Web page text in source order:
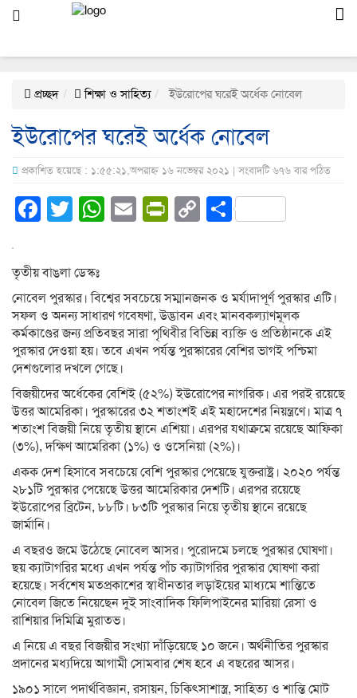
প্রচ্ছদ শিক্ষা ও সাহিত্য ইউরোপের ঘরেই অর্ধেক নোবেল
ইউরোপের ঘরেই অর্ধেক নোবেল
প্রকাশিত হয়েছে : ১:৫৫:২১,অপরাহ্ন ১৬ নভেম্বর ২০২১ | সংবাদটি ৬৭৬ বার পঠিত
Facebook
Twitter
WhatsApp
EmailPrintFriendly
CopyShare
তৃতীয় বাঙলা ডেস্কঃ
নোবেল পুরস্কার। বিশ্বের সবচেয়ে সম্মানজনক ও মর্যাদাপূর্ণ পুরস্কার এটি।
সফল ও অনন্য সাধারণ গবেষণা, উদ্ভাবন এবং মানবকল্যাণমূলক
কর্মকাণ্ডের জন্য প্রতিবছর সারা পৃথিবীর বিভিন্ন ব্যক্তি ও প্রতিষ্ঠানকে এই
পুরস্কার দেওয়া হয়। তবে এখন পর্যন্ত পুরস্কারের বেশির ভাগই পশ্চিমা
দেশগুলোর দখলে গেছে।
বিজয়ীদের অর্ধেকের বেশিই (৫২%) ইউরোপের নাগরিক। এর পরই রয়েছে
উত্তর আমেরিকা। পুরস্কারের ৩২ শতাংশই এই মহাদেশের নিয়ন্ত্রণে। মাত্র ৭
শতাংশ বিজয়ী নিয়ে তৃতীয় স্থানে এশিয়া। এরপর যথাক্রমে রয়েছে আফিকা
(৩%), দক্ষিণ আমেরিকা (১%) ও ওসেনিয়া (২%)।
একক দেশ হিসাবে সবচেয়ে বেশি পুরস্কার পেয়েছে যুক্তরাষ্ট্র। ২০২০ পর্যন্ত
২৮১টি পুরস্কার পেয়েছে উত্তর আমেরিকার দেশটি। এরপর রয়েছে
ইউরোপের ব্রিটেন, ৮৮টি। ৮৩টি পুরস্কার নিয়ে তৃতীয় স্থানে রয়েছে
জার্মানি।
এ বছরও জমে উঠেছে নোবেল আসর। পুরোদমে চলছে পুরস্কার ঘোষণা।
ছয় ক্যাটাগরির মধ্যে এখন পর্যন্ত পাঁচ ক্যাটাগরির পুরস্কার ঘোষণা করা
হয়েছে। সর্বশেষ মতপ্রকাশের স্বাধীনতার লড়াইয়ের মাধ্যমে শান্তিতে
নোবেল জিতে নিয়েছেন দুই সাংবাদিক ফিলিপাইনের মারিয়া রেসা ও
রাশিয়ার দিমিত্রি মুরাতভ।
এ নিয়ে এ বছর বিজয়ীর সংখ্যা দাঁড়িয়েছে ১০ জনে। অর্থনীতির পুরস্কার
প্রদানের মধ্যদিয়ে আগামী সোমবার শেষ হবে এ বছরের আসর।
১৯০১ সালে পদার্থবিজ্ঞান, রসায়ন, চিকিৎসাশাস্ত্র, সাহিত্য ও শান্তি মোট